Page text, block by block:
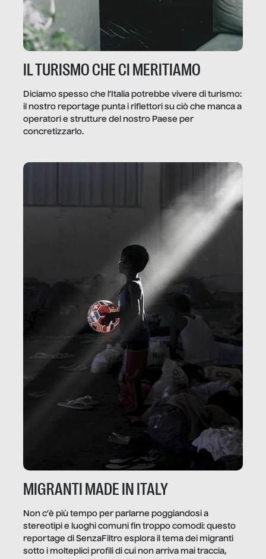
IL TURISMO CHE CI MERITIAMO
Diciamo spesso che l’Italia potrebbe vivere di turismo:
il nostro reportage punta i riflettori su ciò che manca a
operatori e strutture del nostro Paese per
concretizzarlo.
MIGRANTI MADE IN ITALY
Non c’è più tempo per parlarne poggiandosi a
stereotipi e luoghi comuni fin troppo comodi: questo
reportage di SenzaFiltro esplora il tema dei migranti
sotto i molteplici profili di cui non arriva mai traccia,